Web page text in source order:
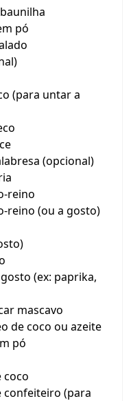
pó
(para untar a
(opcional)
reino
reino (ou a gosto)
(ex: paprika,
mascavo
de coco ou azeite
pó
coco
confeiteiro (para